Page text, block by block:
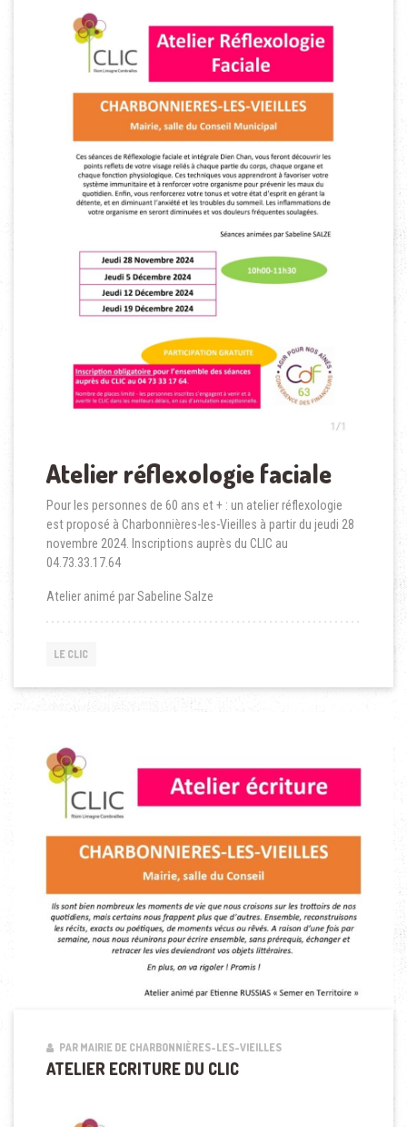
Atelier réflexologie faciale
Pour les personnes de 60 ans et + : un atelier réflexologie
est proposé à Charbonnières-les-Vieilles à partir du jeudi 28
novembre 2024. Inscriptions auprès du CLIC au
04.73.33.17.64
Atelier animé par Sabeline Salze
LE CLIC
PAR MAIRIE DE CHARBONNIÈRES-LES-VIEILLES
ATELIER ECRITURE DU CLIC